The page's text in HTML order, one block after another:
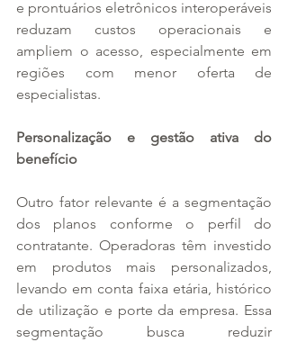
e prontuários eletrônicos interoperáveis
reduzam custos operacionais e
ampliem o acesso, especialmente em
regiões com menor oferta de
especialistas.
Personalização e gestão ativa do
benefício
Outro fator relevante é a segmentação
dos planos conforme o perfil do
contratante. Operadoras têm investido
em produtos mais personalizados,
levando em conta faixa etária, histórico
de utilização e porte da empresa. Essa
segmentação busca reduzir